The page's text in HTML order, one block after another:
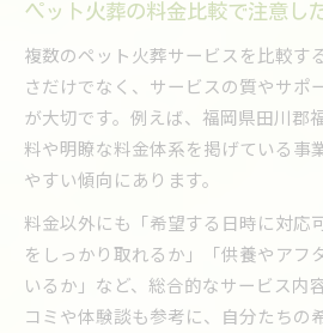
ペット火葬の料金比較で注意し
複数のペット火葬サービスを比較す
さだけでなく、サービスの質やサポ
が大切です。例えば、福岡県田川郡
料や明瞭な料金体系を掲げている事
やすい傾向にあります。
料金以外にも「希望する日時に対応
をしっかり取れるか」「供養やアフ
いるか」など、総合的なサービス内
コミや体験談も参考に、自分たちの